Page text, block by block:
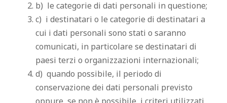
b) le categorie di dati personali in questione;
c) i destinatari o le categorie di destinatari a
cui i dati personali sono stati o saranno
comunicati, in particolare se destinatari di
paesi terzi o organizzazioni internazionali;
d) quando possibile, il periodo di
conservazione dei dati personali previsto